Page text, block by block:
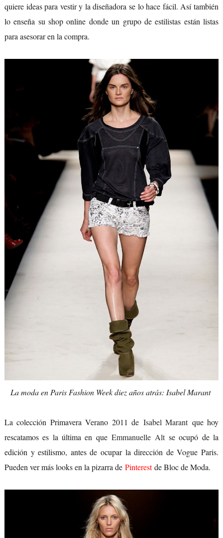
quiere ideas para vestir y la diseñadora se lo hace fácil. Así también
lo enseña su shop online donde un grupo de estilistas están listas
para asesorar en la compra.
La moda en Paris Fashion Week diez años atrás: Isabel Marant
La colección Primavera Verano 2011 de Isabel Marantque hoy
rescatamos es la última en queEmmanuelle Alt se ocupó de la
edición y estilismo, antes de ocupar la dirección de Vogue Paris.
Pueden ver más looks en la pizarra de Pinterestde Bloc de Moda.